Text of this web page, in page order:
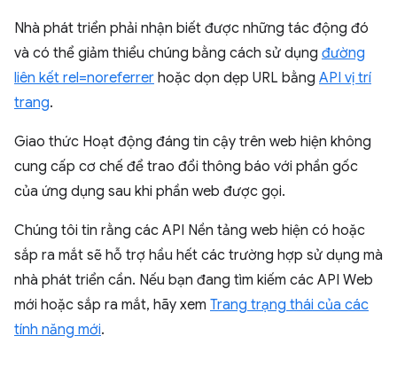
Nhà phát triển phải nhận biết được những tác động đó
và có thể giảm thiểu chúng bằng cách sử dụng đường
liên kết rel=noreferrer hoặc dọn dẹp URL bằng API vị trí
trang.
Giao thức Hoạt động đáng tin cậy trên web hiện không
cung cấp cơ chế để trao đổi thông báo với phần gốc
của ứng dụng sau khi phần web được gọi.
Chúng tôi tin rằng các API Nền tảng web hiện có hoặc
sắp ra mắt sẽ hỗ trợ hầu hết các trường hợp sử dụng mà
nhà phát triển cần. Nếu bạn đang tìm kiếm các API Web
mới hoặc sắp ra mắt, hãy xem Trang trạng thái của các
tính năng mới.